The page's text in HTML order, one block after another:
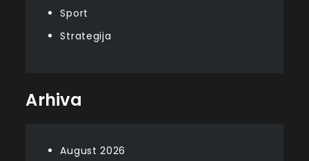
Sport
Strategija
Arhiva
August 2026